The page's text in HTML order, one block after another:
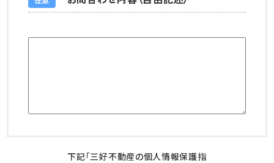
下記「三好不動産の個人情報保護指